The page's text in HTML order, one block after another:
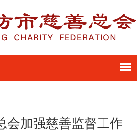
会加强慈善监督工作